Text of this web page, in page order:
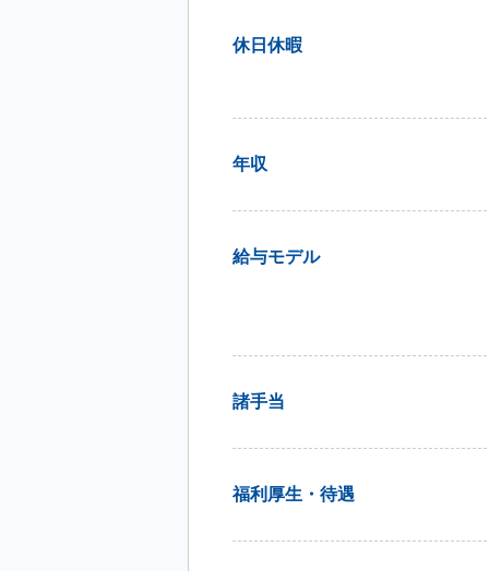
休日休暇
年収
給与モデル
諸手当
福利厚生・待遇